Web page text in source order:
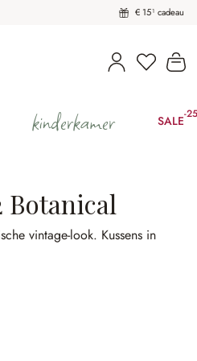
€ 15¹ cadeau
U heeft
kinderkamer SALE-
Botanical
vintage-look. Kussens in